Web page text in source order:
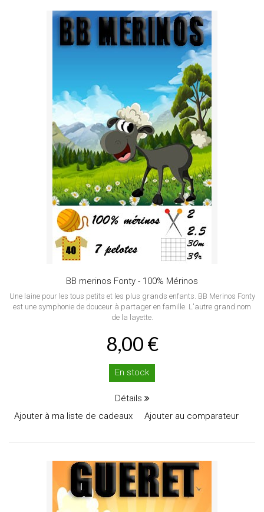
BB merinos Fonty - 100% Mérinos
Une laine pour les tous petits et les plus grands enfants. BB Merinos Fonty
est une symphonie de douceur à partager en famille. L'autre grand nom
de la layette.
8,00 €
En stock
Détails
Ajouter à ma liste de cadeaux
Ajouter au comparateur